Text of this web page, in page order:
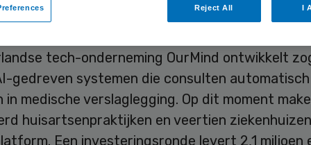
producten met het geld verder uitbreiden.
tech-onderneming OurMind ontwikkelt
gedreven systemen die consulten automatisch
medische verslaglegging. Op dit moment
huisartsenpraktijken en veertien
Een investeringsronde levert 2,1 miljoen
Reject All I